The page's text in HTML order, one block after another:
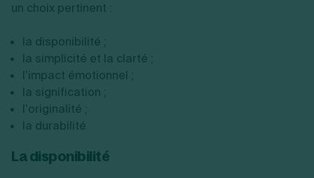
un choix pertinent :
la disponibilité ;
la simplicité et la clarté ;
l’impact émotionnel ;
la signification ;
l’originalité ;
la durabilité
La disponibilité